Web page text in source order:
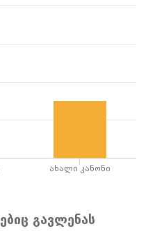
ახალი კანონი
გავლენას